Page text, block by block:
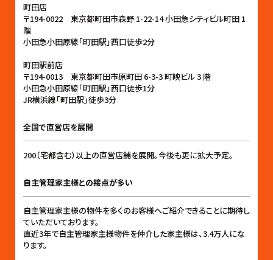
町田店
〒194-0022 東京都町田市森野 1-22-14 小田急シティビル町田 1
階
小田急小田原線「町田駅」西口徒歩2分
町田駅前店
〒194-0013 東京都町田市原町田 6-3-3 町映ビル 3 階
小田急小田原線「町田駅」西口徒歩1分
JR横浜線「町田駅」徒歩3分
全国で直営店を展開
200（宅都含む）以上の直営店舗を展開。今後も更に拡大予定。
自主管理家主様との接点が多い
自主管理家主様の物件を多くのお客様へご紹介できることに期待し
ていただいております。
直近3年で自主管理家主様物件を仲介した家主様は、3.4万人にな
ります。